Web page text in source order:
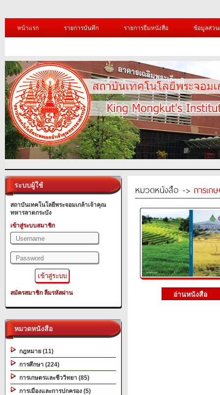
หน้าแรก รายการบันทึก รายการยืมหนังสือ ข้อมูลส่ว
ระบบผู้ใช้
สถาบันเทคโนโลยีพระจอมเกล้าเจ้าคุณ
ทหารลาดกระบัง
เข้าสู่ระบบสมาชิก
สมัครสมาชิก ลืมรหัสผ่าน
หมวดหนังสือ
กฎหมาย (11)
การศึกษา (224)
การเกษตรและชีววิทยา (85)
การเมืองและการปกครอง (5)
หมวดหนังสือ -> การเก